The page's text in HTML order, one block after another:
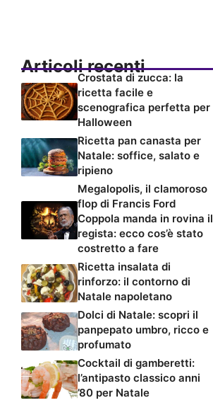
Articoli recenti
Crostata di zucca: la
ricetta facile e
scenografica perfetta per
Halloween
Ricetta pan canasta per
Natale: soffice, salato e
ripieno
Megalopolis, il clamoroso
flop di Francis Ford
Coppola manda in rovina il
regista: ecco cos’è stato
costretto a fare
Ricetta insalata di
rinforzo: il contorno di
Natale napoletano
Dolci di Natale: scopri il
panpepato umbro, ricco e
profumato
Cocktail di gamberetti:
l’antipasto classico anni
’80 per Natale